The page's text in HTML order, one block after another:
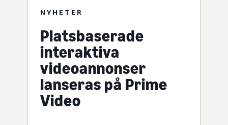
NYHETER
Platsbaserade
interaktiva
videoannonser
lanseras på Prime
Video